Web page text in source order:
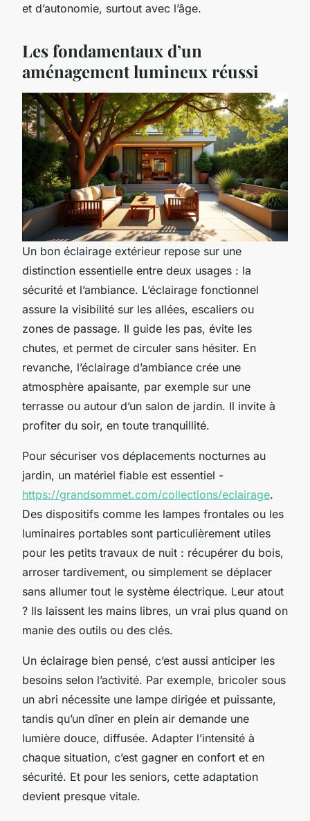
et d’autonomie, surtout avec l’âge.
Les fondamentaux d’un
aménagement lumineux réussi
Un bon éclairage extérieur repose sur une
distinction essentielle entre deux usages : la
sécurité et l’ambiance. L’éclairage fonctionnel
assure la visibilité sur les allées, escaliers ou
zones de passage. Il guide les pas, évite les
chutes, et permet de circuler sans hésiter. En
revanche, l’éclairage d’ambiance crée une
atmosphère apaisante, par exemple sur une
terrasse ou autour d’un salon de jardin. Il invite à
profiter du soir, en toute tranquillité.
Pour sécuriser vos déplacements nocturnes au
jardin, un matériel fiable est essentiel -
https://grandsommet.com/collections/eclairage.
Des dispositifs comme les lampes frontales ou les
luminaires portables sont particulièrement utiles
pour les petits travaux de nuit : récupérer du bois,
arroser tardivement, ou simplement se déplacer
sans allumer tout le système électrique. Leur atout
? Ils laissent les mains libres, un vrai plus quand on
manie des outils ou des clés.
Un éclairage bien pensé, c’est aussi anticiper les
besoins selon l’activité. Par exemple, bricoler sous
un abri nécessite une lampe dirigée et puissante,
tandis qu’un dîner en plein air demande une
lumière douce, diffusée. Adapter l’intensité à
chaque situation, c’est gagner en confort et en
sécurité. Et pour les seniors, cette adaptation
devient presque vitale.